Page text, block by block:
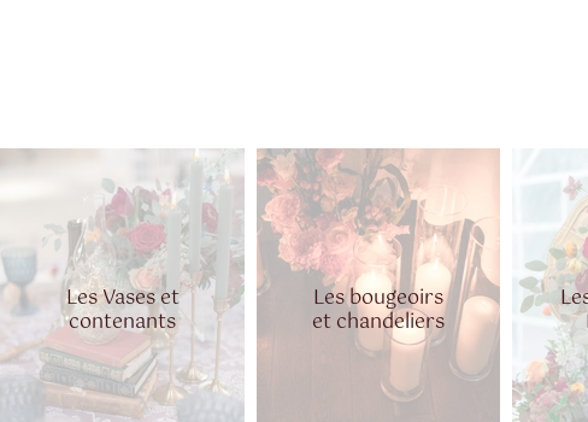
Les Vases et
contenants
Les bougeoirs
et chandeliers